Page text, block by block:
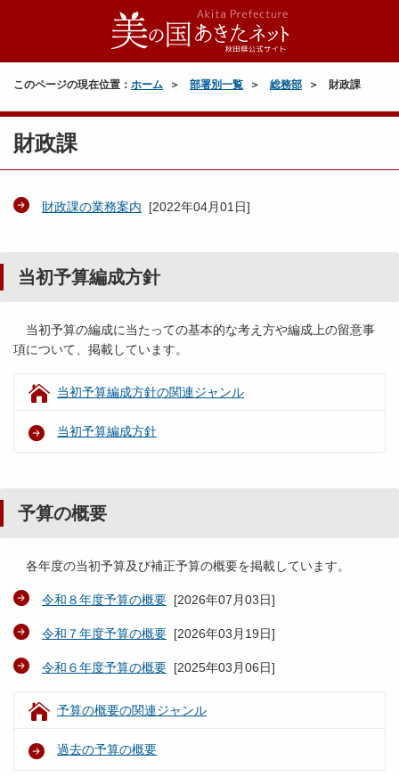
このページの現在位置： ホーム 部署別一覧 総務部 財政課
財政課
財政課の業務案内 [2022年04月01日]
当初予算編成方針
当初予算の編成に当たっての基本的な考え方や編成上の留意事
項について、掲載しています。
当初予算編成方針の関連ジャンル
当初予算編成方針
予算の概要
各年度の当初予算及び補正予算の概要を掲載しています。
令和８年度予算の概要 [2026年07月03日]
令和７年度予算の概要 [2026年03月19日]
令和６年度予算の概要 [2025年03月06日]
予算の概要の関連ジャンル
過去の予算の概要